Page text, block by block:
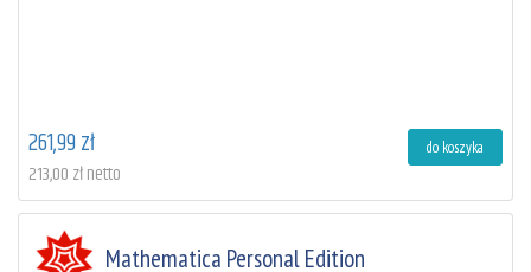
261,99 zł
213,00 zł netto
do koszyka
Mathematica Personal Edition